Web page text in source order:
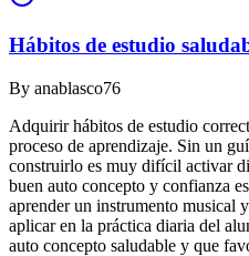
Hábitos de estudio
By anablasco76
Adquirir hábitos de estudio
proceso de aprendizaje. Sin un
construirlo es muy difícil activar
buen auto concepto y confianza
aprender un instrumento musical
aplicar en la práctica diaria del
auto concepto saludable y que